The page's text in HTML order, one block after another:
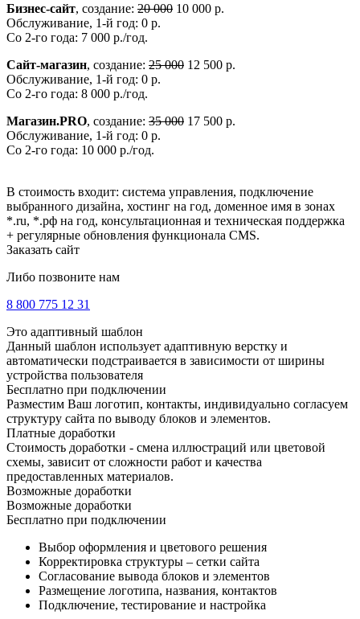
Бизнес-сайт, создание: 20 000 10 000 р.
Обслуживание, 1-й год: 0 р.
Со 2-го года: 7 000 р./год.
Сайт-магазин, создание: 25 000 12 500 р.
Обслуживание, 1-й год: 0 р.
Со 2-го года: 8 000 р./год.
Магазин.PRO, создание: 35 000 17 500 р.
Обслуживание, 1-й год: 0 р.
Со 2-го года: 10 000 р./год.
В стоимость входит: система управления, подключение
выбранного дизайна, хостинг на год, доменное имя в зонах
*.ru, *.рф на год, консультационная и техническая поддержка
+ регулярные обновления функционала CMS.
Заказать сайт
Либо позвоните нам
8 800 775 12 31
Это адаптивный шаблон
Данный шаблон использует адаптивную верстку и
автоматически подстраивается в зависимости от ширины
устройства пользователя
Бесплатно при подключении
Разместим Ваш логотип, контакты, индивидуально согласуем
структуру сайта по выводу блоков и элементов.
Платные доработки
Стоимость доработки - смена иллюстраций или цветовой
схемы, зависит от сложности работ и качества
предоставленных материалов.
Возможные доработки
Возможные доработки
Бесплатно при подключении
Выбор оформления и цветового решения
Корректировка структуры – сетки сайта
Согласование вывода блоков и элементов
Размещение логотипа, названия, контактов
Подключение, тестирование и настройка